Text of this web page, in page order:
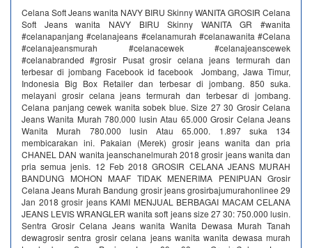
Celana Soft Jeans wanita NAVY BIRU Skinny WANITA GROSIR Celana
Soft Jeans wanita NAVY BIRU Skinny WANITA GR #wanita
#celanapanjang #celanajeans #celanamurah #celanawanita #Celana
#celanajeansmurah #celanacewek #celanajeanscewek
#celanabranded #grosir Pusat grosir celana jeans termurah dan
terbesar di jombang Facebook id facebook Jombang, Jawa Timur,
Indonesia Big Box Retailer dan terbesar di jombang. 850 suka.
melayani grosir celana jeans termurah dan terbesar di jombang.
Celana panjang cewek wanita sobek blue. Size 27 30 Grosir Celana
Jeans Wanita Murah 780.000 lusin Atau 65.000 Grosir Celana Jeans
Wanita Murah 780.000 lusin Atau 65.000. 1.897 suka 134
membicarakan ini. Pakaian (Merek) grosir jeans wanita dan pria
CHANEL DAN wanita jeanschanelmurah 2018 grosir jeans wanita dan
pria semua jenis. 12 Feb 2018 GROSIR CELANA JEANS MURAH
BANDUNG MOHON MAAF TIDAK MENERIMA PENIPUAN Grosir
Celana Jeans Murah Bandung grosir jeans grosirbajumurahonlinee 29
Jan 2018 grosir jeans KAMI MENJUAL BERBAGAI MACAM CELANA
JEANS LEVIS WRANGLER wanita soft jeans size 27 30: 750.000 lusin.
Sentra Grosir Celana Jeans wanita Wanita Dewasa Murah Tanah
dewagrosir sentra grosir celana jeans wanita wanita dewasa murah